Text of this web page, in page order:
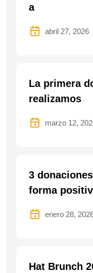
a
abril 27, 2026
La primera
realizamos
marzo 12,
3
forma
enero 28,
Hat Brunch